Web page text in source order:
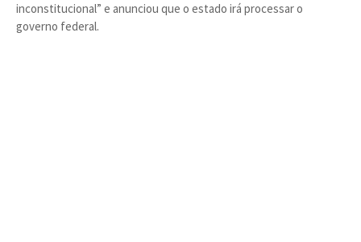
inconstitucional” e anunciou que o estado irá processar o
governo federal.